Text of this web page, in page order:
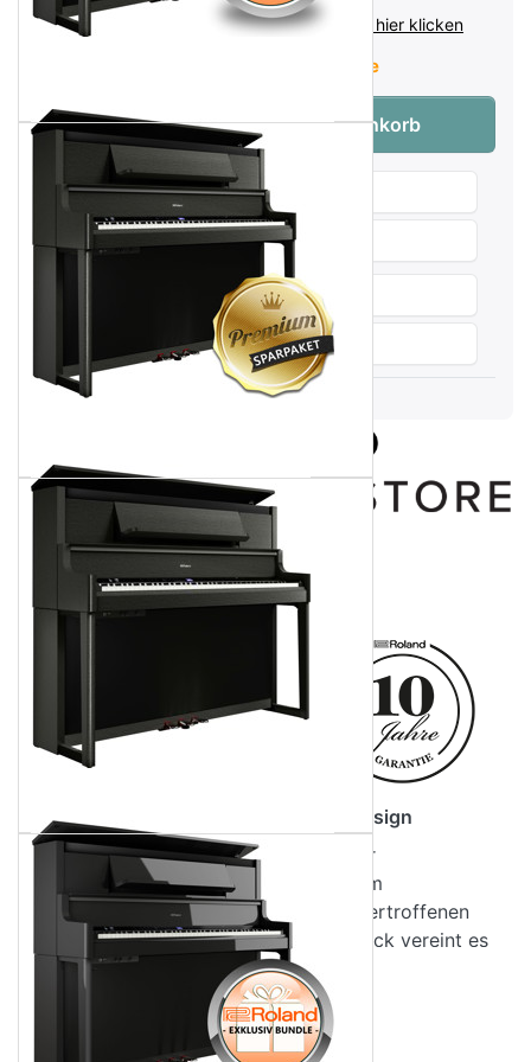
inkl. MwSt. (19%), Infos zu Versandkosten - hier klicken
Verfügbarkeit auf Anfrage
Menge:1
Roland LX-9 PE Digitalpiano Polished
In den Warenkorb
Wunschliste
Produktanfrage
Weitersagen
Vergleichen
Audio & Video
Produktbeschreibung
Polished Ebony -
Schwarz Hochglanz
Premium-Flügelqualität im Klavier-Design
Das LX-9 stellt das Spitzenmodell der
hochwertigen LX-Serie dar. Mit seinem
eindrucksvollen Design, seinem unübertroffenen
Klang und seinem feinfühligen Ausdruck vereint es
alle Merkmale, die von einem erstklassigen
Konzertflügel erwartet werden – ergänzt durch die
Vorzüge eines fortschrittlichen modernen
Instruments. Es bietet eine Reihe digitaler
Produktdetails